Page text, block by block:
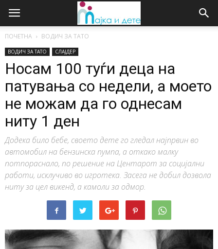
ПОЧЕТНА ВОДИЧ ЗА ТАТО
ВОДИЧ ЗА ТАТО СЛАЈДЕР
Носам 100 туѓи деца на
патувања со недели, а моето
не можам да го однесам
ниту 1 ден
Додека било бебе, своето дете го гледал најпрвин во
автомобил на бензинска пумпа, а откако малку
потпораснало, по решение на Центарот за социјални
работи, исклучиво во игротека. Засега не добил дозвола
ниту за цел викенд, а камоли за одмор.